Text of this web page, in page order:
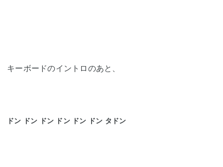
キーボードのイントロのあと、
ドン ドン ドン ドン ドン ドン タドン